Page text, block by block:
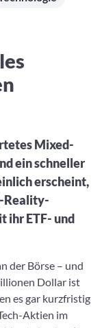
besten Fonds aus
35.000
aktiven
unserer
Mixed-
ein schneller
erscheint,
Reality-
ihr ETF- und
der Börse – und
Dollar ist
es gar kurzfristig
Aktien im